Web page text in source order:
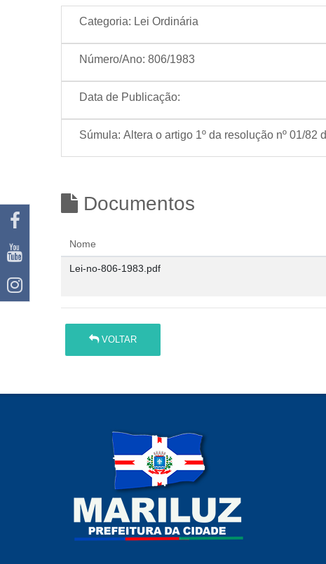
Categoria: Lei Ordinária
Número/Ano: 806/1983
Data de Publicação:
Súmula: Altera o artigo 1º da resolução nº 01/82
Documentos
Nome
Lei-no-806-1983.pdf
VOLTAR